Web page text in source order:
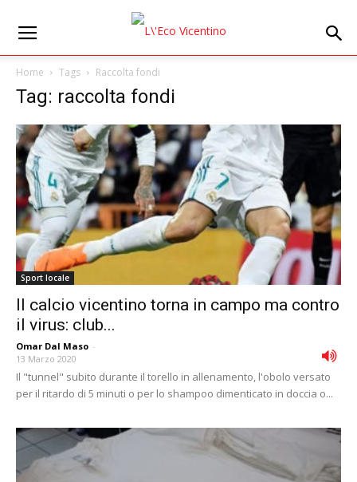
Home Tags Raccolta fondi
Tag: raccolta fondi
Sport locale
Il calcio vicentino torna in campo ma contro
il virus: club...
Omar Dal Maso -
13 Marzo 2020
Il "tunnel" subito durante il torello in allenamento, l'obolo versato
per il ritardo di 5 minuti o per lo shampoo dimenticato in doccia o...